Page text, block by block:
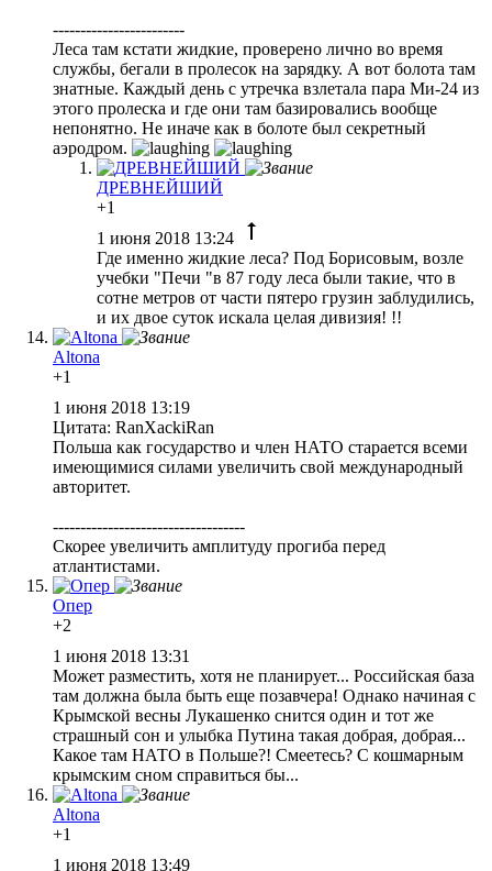
------------------------
Леса там кстати жидкие, проверено лично во время
службы, бегали в пролесок на зарядку. А вот болота там
знатные. Каждый день с утречка взлетала пара Ми-24 из
этого пролеска и где они там базировались вообще
непонятно. Не иначе как в болоте был секретный
аэродром.
ДРЕВНЕЙШИЙ
+1
1 июня 2018 13:24
Где именно жидкие леса? Под Борисовым, возле
учебки "Печи "в 87 году леса были такие, что в
сотне метров от части пятеро грузин заблудились,
и их двое суток искала целая дивизия! !!
Altona
+1
1 июня 2018 13:19
Цитата: RanXackiRan
Польша как государство и член НАТО старается всеми
имеющимися силами увеличить свой международный
авторитет.
-----------------------------------
Скорее увеличить амплитуду прогиба перед
атлантистами.
Опер
+2
1 июня 2018 13:31
Может разместить, хотя не планирует... Российская база
там должна была быть еще позавчера! Однако начиная с
Крымской весны Лукашенко снится один и тот же
страшный сон и улыбка Путина такая добрая, добрая...
Какое там НАТО в Польше?! Смеетесь? С кошмарным
крымским сном справиться бы...
Altona
+1
1 июня 2018 13:49